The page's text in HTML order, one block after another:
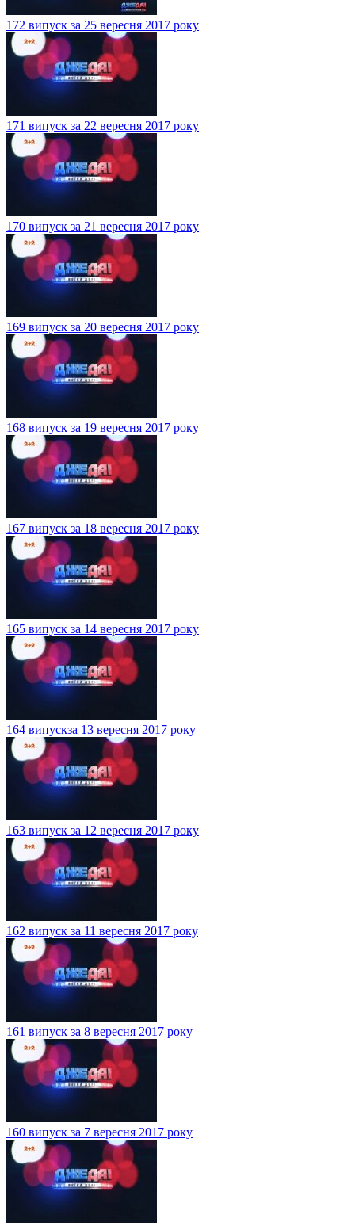
172 випуск за 25 вересня 2017 року
171 випуск за 22 вересня 2017 року
170 випуск за 21 вересня 2017 року
169 випуск за 20 вересня 2017 року
168 випуск за 19 вересня 2017 року
167 випуск за 18 вересня 2017 року
165 випуск за 14 вересня 2017 року
164 випускза 13 вересня 2017 року
163 випуск за 12 вересня 2017 року
162 випуск за 11 вересня 2017 року
161 випуск за 8 вересня 2017 року
160 випуск за 7 вересня 2017 року